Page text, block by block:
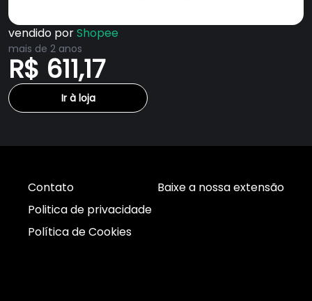
vendido porShopee
mais de 2 anos
R$ 611,17
Ir à loja
Contato
Politica de privacidade
Política de Cookies
Baixe a nossa extensão